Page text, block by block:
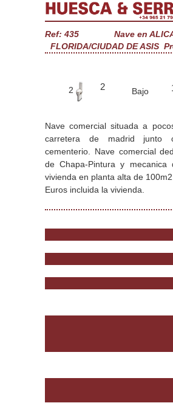
Ref: 435
Nave en
FLORIDA/CIUDAD DE ASIS
2 2 Bajo
Nave comercial situada a
carretera de madrid junto
cementerio. Nave comercial
de Chapa-Pintura y mecanica
vivienda en planta alta de
Euros incluida la vivienda.